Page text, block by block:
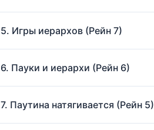
5. Игры иерархов (Рейн 7)
6. Пауки и иерархи (Рейн 6)
7. Паутина натягивается (Рейн 5)